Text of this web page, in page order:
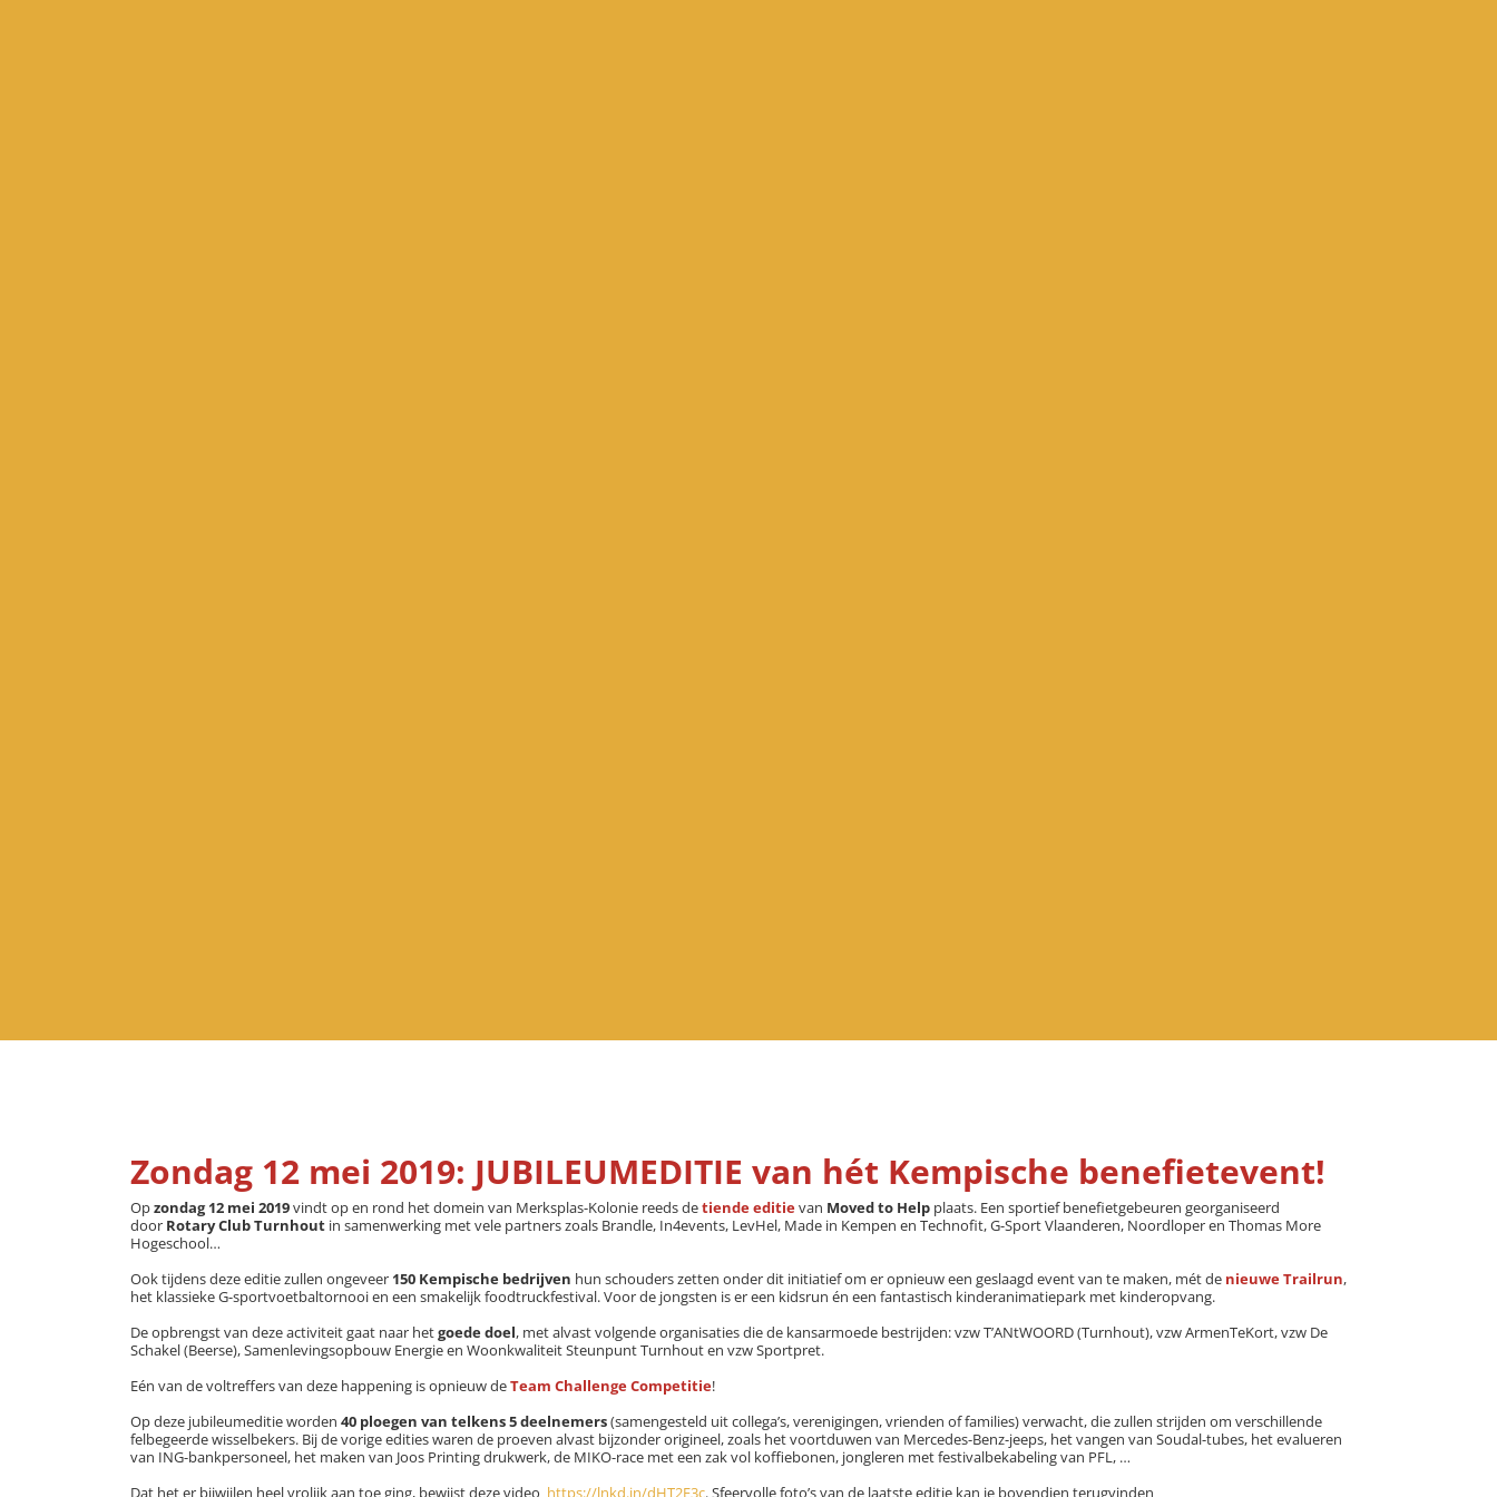
Zondag 12 mei 2019: JUBILEUMEDITIE van hét Kempische benefietevent!
Opzondag 12 mei 2019vindt op en rond het domein van Merksplas-Kolonie reeds detiende editievan Moved to Help plaats. Een sportief benefietgebeuren georganiseerd
door Rotary Club Turnhout in samenwerking met vele partners zoals Brandle, In4events, LevHel, Made in Kempen en Technofit, G-Sport Vlaanderen, Noordloper en Thomas More
Hogeschool…
Ook tijdens deze editie zullen ongeveer 150 Kempische bedrijven hun schouders zetten onder dit initiatief om er opnieuw een geslaagd event van te maken, mét de nieuwe Trailrun,
het klassieke G-sportvoetbaltornooi en een smakelijk foodtruckfestival. Voor de jongsten is er een kidsrun én een fantastisch kinderanimatiepark met kinderopvang.
De opbrengst van deze activiteit gaat naar hetgoede doel, met alvast volgende organisaties die de kansarmoede bestrijden: vzw T’ANtWOORD (Turnhout), vzw ArmenTeKort, vzw De
Schakel (Beerse), Samenlevingsopbouw Energie en Woonkwaliteit Steunpunt Turnhout en vzw Sportpret.
Eén van de voltreffers van deze happening is opnieuw deTeam Challenge Competitie!
Op deze jubileumeditie worden 40 ploegen van telkens 5 deelnemers(samengesteld uit collega’s, verenigingen, vrienden of families) verwacht, die zullen strijden om verschillende
felbegeerde wisselbekers. Bij de vorige edities waren de proeven alvast bijzonder origineel, zoals het voortduwen van Mercedes-Benz-jeeps, het vangen van Soudal-tubes, het evalueren
van ING-bankpersoneel, het maken van Joos Printing drukwerk, de MIKO-race met een zak vol koffiebonen, jongleren met festivalbekabeling van PFL, …
Dat het er bijwijlen heel vrolijk aan toe ging, bewijst deze video https://lnkd.in/dHT2E3c. Sfeervolle foto’s van de laatste editie kan je bovendien terugvinden